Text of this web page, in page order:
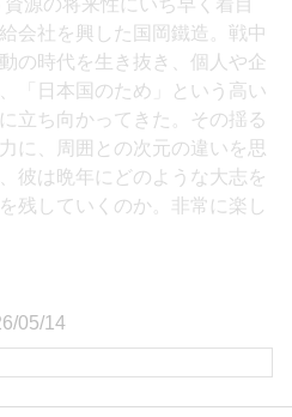
源の将来性にいち早く着目
会社を興した国岡鐵造。戦中
の時代を生き抜き、個人や企
「日本国のため」という高い
立ち向かってきた。その揺る
に、周囲との次元の違いを思
彼は晩年にどのような大志を
残していくのか。非常に楽し
05/14